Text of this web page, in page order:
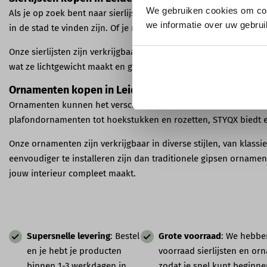
We gebruiken cookies om
we informatie over uw
Als je op zoek bent naar sierlijsten in Leiden, dan ben je bij
in de stad te vinden zijn. Of je nu een woning hebt in het
Onze sierlijsten zijn verkrijgbaar in verschillende soorten,
wat ze lichtgewicht maakt en gemakkelijk te monteren zonder
Ornamenten kopen in Leiden
Ornamenten kunnen het verschil maken in de uitstraling van
plafondornamenten tot hoekstukken en rozetten, STYQX
Onze ornamenten zijn verkrijgbaar in diverse stijlen, van
eenvoudiger te installeren zijn dan traditionele gipsen
jouw interieur compleet maakt.
Supersnelle levering: Bestel
en je hebt je producten
Grote voorraad: We
voorraad sierlijsten en